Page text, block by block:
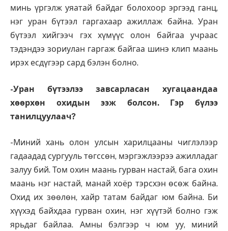
минь үргэлж уяатай байдаг болохоор эргээд ганц,
нэг уран бүтээл гаргахаар ажиллаж байна. Уран
бүтээл хийгээч гэх хүмүүс олон байгаа учраас
тэдэндээ зориулан гаргаж байгаа шинэ клип маань
ирэх есдүгээр сард бэлэн болно.
-Уран бүтээлээ завсарласан хугацаандаа
хөөрхөн охидын ээж болсон. Гэр бүлээ
танилцуулаач?
-Миний хань олон улсын харилцааны чиглэлээр
гадаадад сургууль төгссөн, мэргэжлээрээ ажилладаг
залуу бий. Том охин маань гурван настай, бага охин
маань нэг настай, манай хоёр тэрсхэн өсөж байна.
Охид их зөөлөн, хайр татам байдаг юм байна. Би
хүүхэд байхдаа гурван охин, нэг хүүтэй болно гэж
ярьдаг байлаа. Амны бэлгээр ч юм уу, миний